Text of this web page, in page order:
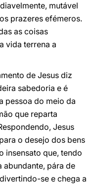
mutável
prazeres efémeros.
as coisas
vida terrena a
de Jesus diz
sabedoria e é
pessoa do meio da
que reparta
Jesus
o desejo dos bens
insensato que, tendo
abundante, pára de
se e chega a